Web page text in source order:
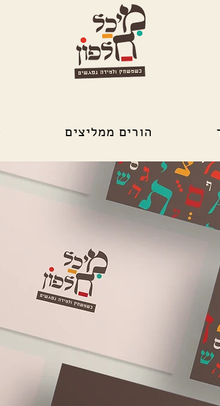
הורים ממליצים